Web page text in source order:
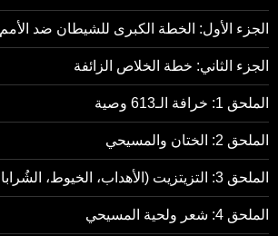
الجزء الأول: الخطة الكبرى للشيطان ضد الأمم
الجزء الثاني: خطة الخلاص الزائفة
الملحق 1: خرافة الـ613 وصية
الملحق 2: الختان والمسيحي
الملحق 3: التزيتزيت (الأهداب، الخيوط، الشُرابات)
الملحق 4: شعر ولحية المسيحي